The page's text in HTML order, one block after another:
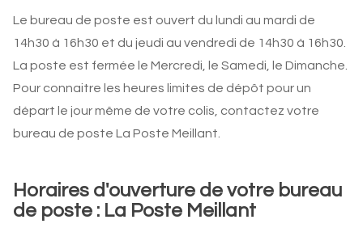
Le bureau de poste est ouvert du lundi au mardi de
14h30 à 16h30 et du jeudi au vendredi de 14h30 à 16h30.
La poste est fermée le Mercredi, le Samedi, le Dimanche.
Pour connaitre les heures limites de dépôt pour un
départ le jour même de votre colis, contactez votre
bureau de poste La Poste Meillant.
Horaires d'ouverture de votre bureau
de poste : La Poste Meillant